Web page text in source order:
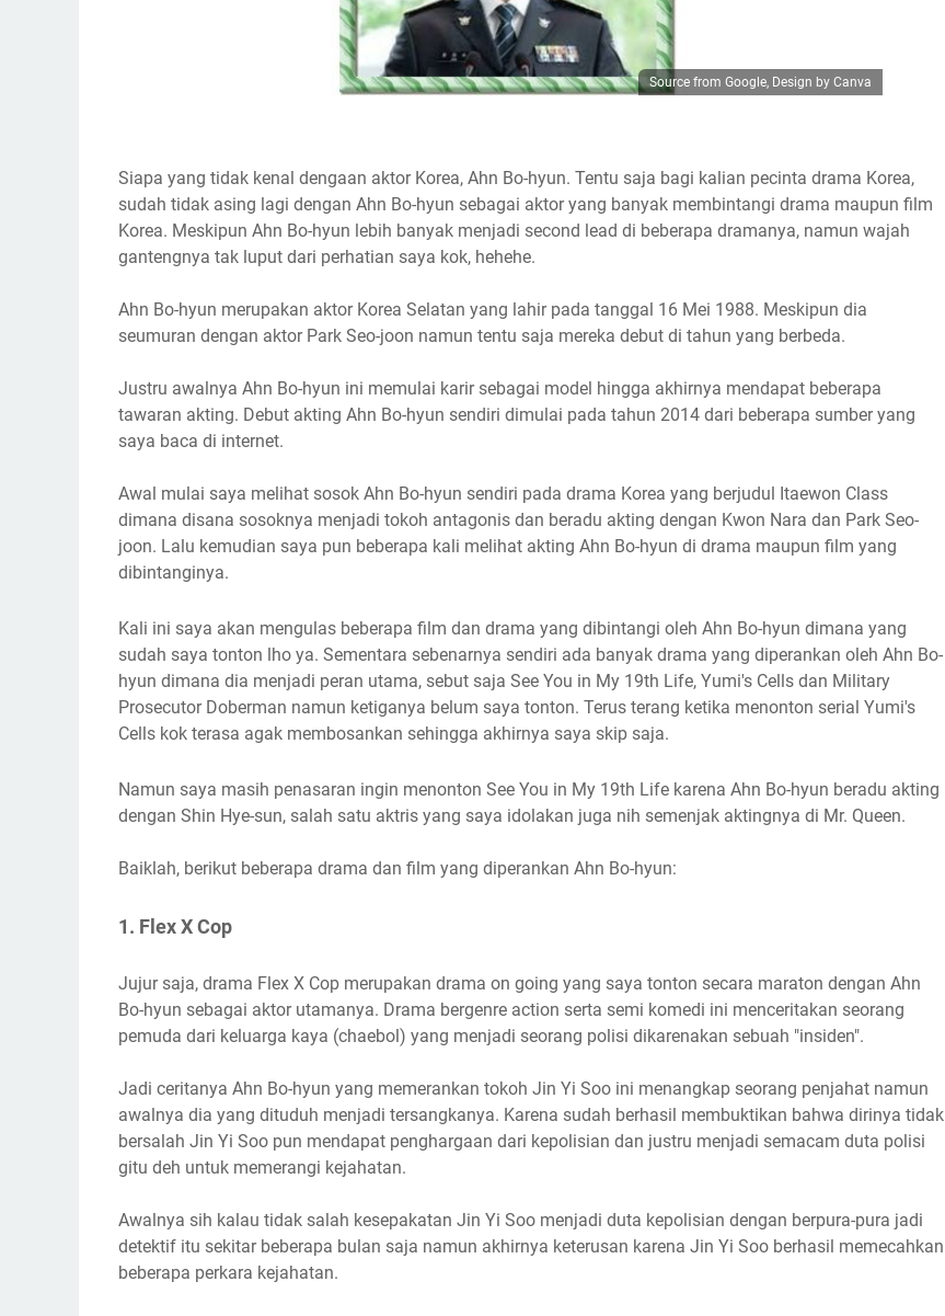
Source from Google, Design by Canva
Siapa yang tidak kenal dengaan aktor Korea, Ahn Bo-hyun. Tentu saja bagi kalian pecinta drama Korea,
sudah tidak asing lagi dengan Ahn Bo-hyun sebagai aktor yang banyak membintangi drama maupun film
Korea. Meskipun Ahn Bo-hyun lebih banyak menjadi second lead di beberapa dramanya, namun wajah
gantengnya tak luput dari perhatian saya kok, hehehe.
Ahn Bo-hyun merupakan aktor Korea Selatan yang lahir pada tanggal 16 Mei 1988. Meskipun dia
seumuran dengan aktor Park Seo-joon namun tentu saja mereka debut di tahun yang berbeda.
Justru awalnya Ahn Bo-hyun ini memulai karir sebagai model hingga akhirnya mendapat beberapa
tawaran akting. Debut akting Ahn Bo-hyun sendiri dimulai pada tahun 2014 dari beberapa sumber yang
saya baca di internet.
Awal mulai saya melihat sosok Ahn Bo-hyun sendiri pada drama Korea yang berjudul Itaewon Class
dimana disana sosoknya menjadi tokoh antagonis dan beradu akting dengan Kwon Nara dan Park Seo-
joon. Lalu kemudian saya pun beberapa kali melihat akting Ahn Bo-hyun di drama maupun film yang
dibintanginya.
Kali ini saya akan mengulas beberapa film dan drama yang dibintangi oleh Ahn Bo-hyun dimana yang
sudah saya tonton lho ya. Sementara sebenarnya sendiri ada banyak drama yang diperankan oleh Ahn Bo-
hyun dimana dia menjadi peran utama, sebut saja See You in My 19th Life, Yumi's Cells dan Military
Prosecutor Doberman namun ketiganya belum saya tonton. Terus terang ketika menonton serial Yumi's
Cells kok terasa agak membosankan sehingga akhirnya saya skip saja.
Namun saya masih penasaran ingin menonton See You in My 19th Life karena Ahn Bo-hyun beradu akting
dengan Shin Hye-sun, salah satu aktris yang saya idolakan juga nih semenjak aktingnya di Mr. Queen.
Baiklah, berikut beberapa drama dan film yang diperankan Ahn Bo-hyun:
1. Flex X Cop
Jujur saja, drama Flex X Cop merupakan drama on going yang saya tonton secara maraton dengan Ahn
Bo-hyun sebagai aktor utamanya. Drama bergenre action serta semi komedi ini menceritakan seorang
pemuda dari keluarga kaya (chaebol) yang menjadi seorang polisi dikarenakan sebuah "insiden".
Jadi ceritanya Ahn Bo-hyun yang memerankan tokoh Jin Yi Soo ini menangkap seorang penjahat namun
awalnya dia yang dituduh menjadi tersangkanya. Karena sudah berhasil membuktikan bahwa dirinya tidak
bersalah Jin Yi Soo pun mendapat penghargaan dari kepolisian dan justru menjadi semacam duta polisi
gitu deh untuk memerangi kejahatan.
Awalnya sih kalau tidak salah kesepakatan Jin Yi Soo menjadi duta kepolisian dengan berpura-pura jadi
detektif itu sekitar beberapa bulan saja namun akhirnya keterusan karena Jin Yi Soo berhasil memecahkan
beberapa perkara kejahatan.